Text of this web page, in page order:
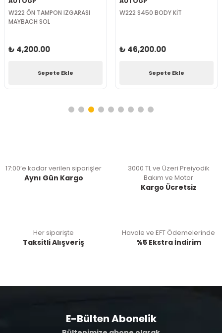
W222 ÖN TAMPON IZGARASI
MAYBACH SOL
₺ 4,200.00
Sepete Ekle
W222 S450 BODY KİT
₺ 46,200.00
Sepete Ekle
17:00’e kadar verilen siparişler
Aynı Gün Kargo
3000 TL ve Üzeri Preiyodik
Bakım ve Motor
Kargo Ücretsiz
Her siparişte
Taksitli Alışveriş
Havale ve EFT Ödemelerinde
%5 Ekstra İndirim
E-Bülten Abonelik